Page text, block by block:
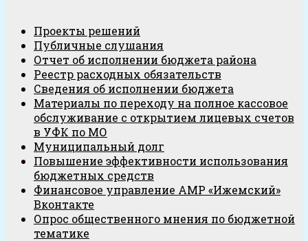
Проекты решений
Публичные слушания
Отчет об исполнении бюджета района
Реестр расходных обязательств
Сведения об исполнении бюджета
Материалы по переходу на полное кассовое
обслуживание с открытием лицевых счетов
в УФК по МО
Муниципальный долг
Повышение эффективности использования
бюджетных средств
Финансовое управление АМР «Ижемский»
Вконтакте
Опрос общественного мнения по бюджетной
тематике